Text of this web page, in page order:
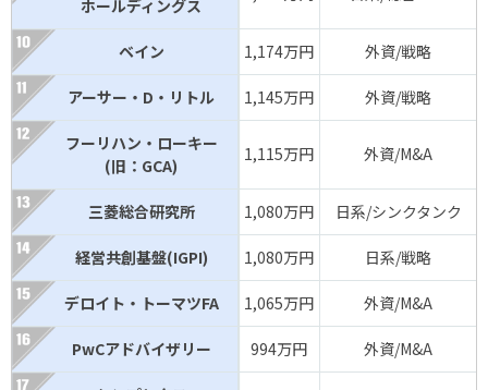
ホールディングス
ベイン 1,174万円 外資/戦略
アーサー・D・リトル 1,145万円 外資/戦略
フーリハン・ローキー
(旧：GCA)
1,115万円 外資/M&A
三菱総合研究所 1,080万円 日系/シンクタンク
経営共創基盤(IGPI) 1,080万円 日系/戦略
デロイト・トーマツFA 1,065万円 外資/M&A
PwCアドバイザリー 994万円 外資/M&A